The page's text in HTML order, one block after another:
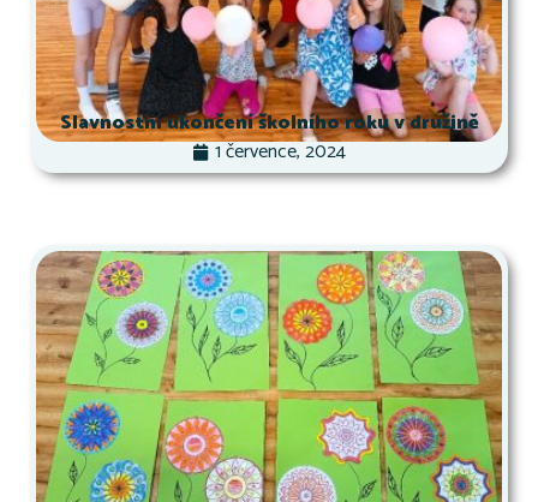
Slavnostní ukončení školního roku v družině
1 července, 2024